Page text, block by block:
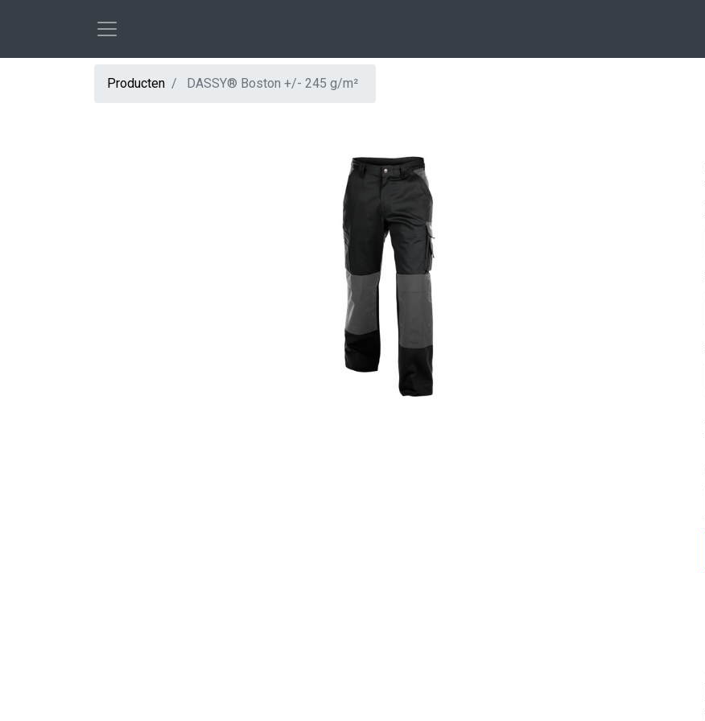
Producten DASSY® Boston +/- 245 g/m²